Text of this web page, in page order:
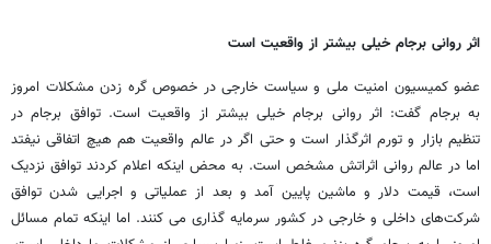
اثر روانی برجام خیلی بیشتر از واقعیت است
عضو کمیسیون امنیت ملی و سیاست خارجی در خصوص گره زدن مشکلات امروز
به برجام گفت: اثر روانی برجام خیلی بیشتر از واقعیت است. توافق برجام در
تنظیم بازار و تورم اثرگذار است و حتی اگر در عالم واقعیت هم هیچ اتفاقی نیفتد
اما در عالم روانی اثراتش مشخص است. به محض اینکه اعلام کردند توافق نزدیک
است، قیمت دلار و ماشین پایین آمد و بعد از عملیاتی و اجرایی شدن توافق
شرکت‌های داخلی و خارجی در کشور سرمایه گذاری می کنند. اما اینکه تمام مسائل